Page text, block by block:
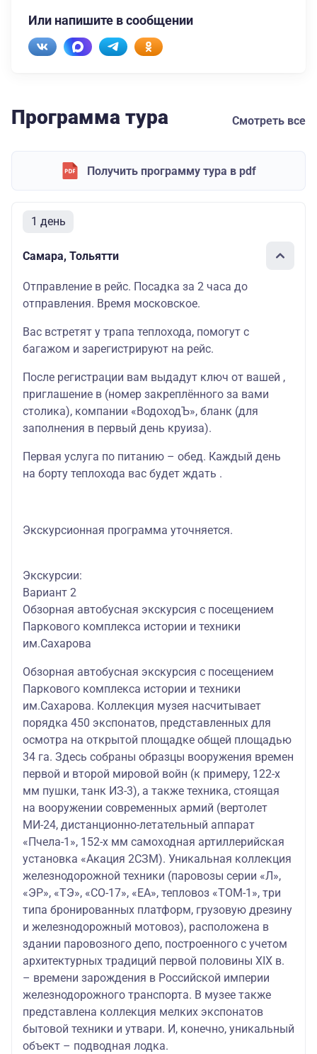
Или напишите в сообщении
Программа тура Смотреть все
Получить программу тура в pdf
1 день
Самара, Тольятти
Отправление в рейс. Посадка за 2 часа до
отправления. Время московское.
Вас встретят у трапа теплохода, помогут с
багажом и зарегистрируют на рейс.
После регистрации вам выдадут ключ от вашей ,
приглашение в (номер закреплённого за вами
столика), компании «ВодоходЪ», бланк (для
заполнения в первый день круиза).
Первая услуга по питанию – обед. Каждый день
на борту теплохода вас будет ждать .
Экскурсионная программа уточняется.
Экскурсии:
Вариант 2
Обзорная автобусная экскурсия с посещением
Паркового комплекса истории и техники
им.Сахарова
Обзорная автобусная экскурсия с посещением
Паркового комплекса истории и техники
им.Сахарова. Коллекция музея насчитывает
порядка 450 экспонатов, представленных для
осмотра на открытой площадке общей площадью
34 га. Здесь собраны образцы вооружения времен
первой и второй мировой войн (к примеру, 122-х
мм пушки, танк ИЗ-3), а также техника, стоящая
на вооружении современных армий (вертолет
МИ-24, дистанционно-летательный аппарат
«Пчела-1», 152-х мм самоходная артиллерийская
установка «Акация 2СЗМ). Уникальная коллекция
железнодорожной техники (паровозы серии «Л»,
«ЭР», «ТЭ», «СО-17», «ЕА», тепловоз «ТОМ-1», три
типа бронированных платформ, грузовую дрезину
и железнодорожный мотовоз), расположена в
здании паровозного депо, построенного с учетом
архитектурных традиций первой половины ХIХ в.
– времени зарождения в Российской империи
железнодорожного транспорта. В музее также
представлена коллекция мелких экспонатов
бытовой техники и утвари. И, конечно, уникальный
объект – подводная лодка.